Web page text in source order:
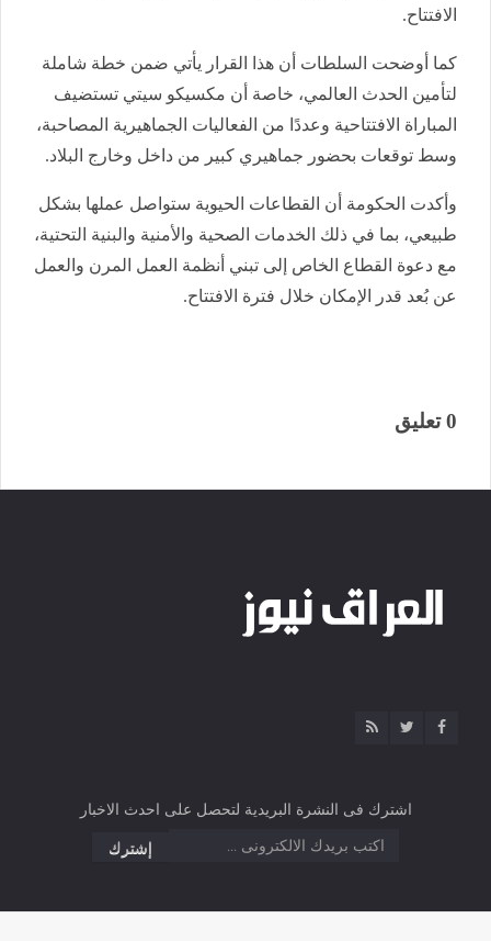
الافتتاح.
كما أوضحت السلطات أن هذا القرار يأتي ضمن خطة شاملة
لتأمين الحدث العالمي، خاصة أن مكسيكو سيتي تستضيف
المباراة الافتتاحية وعددًا من الفعاليات الجماهيرية المصاحبة،
وسط توقعات بحضور جماهيري كبير من داخل وخارج البلاد.
وأكدت الحكومة أن القطاعات الحيوية ستواصل عملها بشكل
طبيعي، بما في ذلك الخدمات الصحية والأمنية والبنية التحتية،
مع دعوة القطاع الخاص إلى تبني أنظمة العمل المرن والعمل
عن بُعد قدر الإمكان خلال فترة الافتتاح.
0 تعليق
اشترك فى النشرة البريدية لتحصل على احدث الاخبار